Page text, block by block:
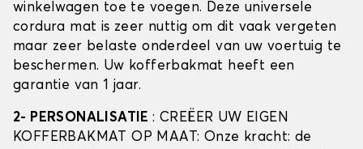
winkelwagen toe te voegen. Deze universele
cordura mat is zeer nuttig om dit vaak vergeten
maar zeer belaste onderdeel van uw voertuig te
beschermen. Uw kofferbakmat heeft een
garantie van 1 jaar.
2- PERSONALISATIE: CREËER UW EIGEN
KOFFERBAKMAT OP MAAT: Onze kracht: de